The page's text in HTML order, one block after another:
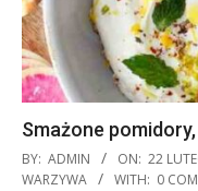
Smażone
2019-
02-
BY: ADMIN ON: 22
WARZYWA
WITH: 0